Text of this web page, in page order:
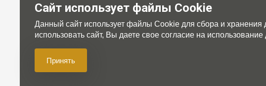
Для нас дорог
© 2007-2026 Gama-market LTD
Сайт использует файлы Cookie
Данный сайт использует файлы Cookie для сбора и
использовать сайт, Вы даете свое согласие на
Принять